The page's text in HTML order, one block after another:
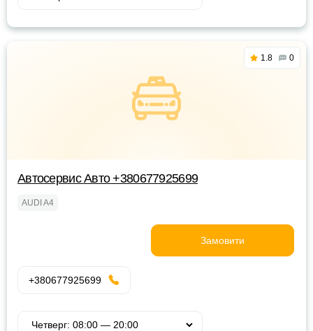
1.8 0
Автосервис Авто +380677925699
AUDI A4
Замовити
+380677925699